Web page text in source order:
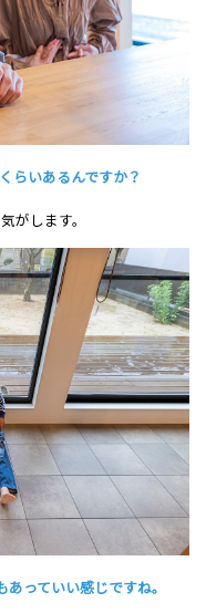
らいあるんですか？
がします。
っていい感じですね。